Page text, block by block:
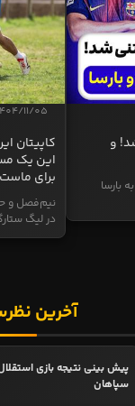
و
بارسا
11/05
کاپیتان
این یک
برای ماست
نیم‌فصل و
در لیگ
آخرین
پیش بینی نتیجه بازی
سپاهان